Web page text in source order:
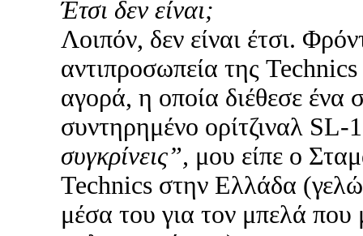
Έτσι δεν είναι;
Λοιπόν, δεν είναι έτσι.
αντιπροσωπεία της
αγορά, η οποία διέθεσε ένα
συντηρημένο ορίτζιναλ
συγκρίνεις”, μου είπε ο
Technics στην Ελλάδα
μέσα του για τον μπελά